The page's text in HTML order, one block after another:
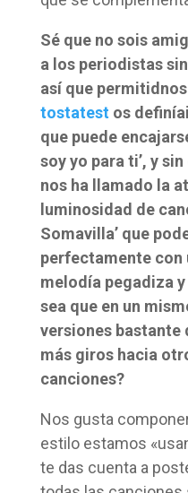
Sé que no sois
a los periodistas
así que
tostatest os
que puede
soy yo para ti’, y
nos ha llamado la
luminosidad de
Somavilla’ que
perfectamente con
melodía pegadiza
sea que en un
versiones bastante
más giros hacia
canciones?
Nos gusta
estilo estamos
te das cuenta a